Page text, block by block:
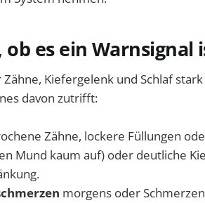
es ein Warnsignal
Kiefergelenk und Schlaf
davon zutrifft:
Zähne, lockere Füllungen
Mund kaum auf) oder deutliche
morgens oder